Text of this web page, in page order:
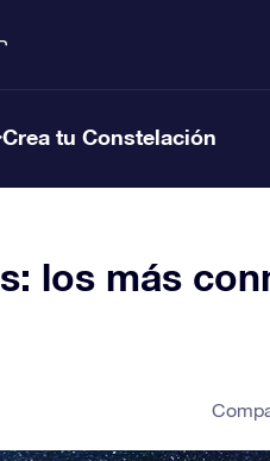
Crea tu Constelación
los más